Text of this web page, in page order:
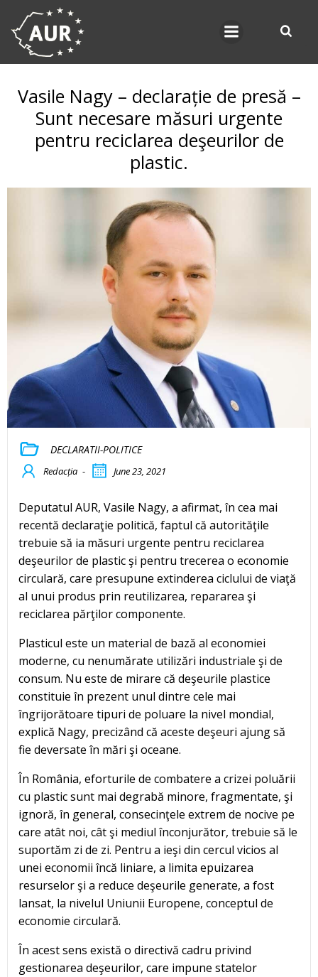
Vasile Nagy – declarație de presă –
Sunt necesare măsuri urgente
pentru reciclarea deşeurilor de
plastic.
DECLARATII-POLITICE
Redacția - June 23, 2021
Deputatul AUR, Vasile Nagy, a afirmat, în cea mai
recentă declaraţie politică, faptul că autorităţile
trebuie să ia măsuri urgente pentru reciclarea
deşeurilor de plastic şi pentru trecerea o economie
circulară, care presupune extinderea ciclului de viaţă
al unui produs prin reutilizarea, repararea şi
reciclarea părţilor componente.
Plasticul este un material de bază al economiei
moderne, cu nenumărate utilizări industriale şi de
consum. Nu este de mirare că deşeurile plastice
constituie în prezent unul dintre cele mai
îngrijorătoare tipuri de poluare la nivel mondial,
explică Nagy, precizând că aceste deşeuri ajung să
fie deversate în mări şi oceane.
În România, eforturile de combatere a crizei poluării
cu plastic sunt mai degrabă minore, fragmentate, şi
ignoră, în general, consecinţele extrem de nocive pe
care atât noi, cât şi mediul înconjurător, trebuie să le
suportăm zi de zi. Pentru a ieşi din cercul vicios al
unei economii încă liniare, a limita epuizarea
resurselor şi a reduce deşeurile generate, a fost
lansat, la nivelul Uniunii Europene, conceptul de
economie circulară.
În acest sens există o directivă cadru privind
gestionarea deşeurilor, care impune statelor